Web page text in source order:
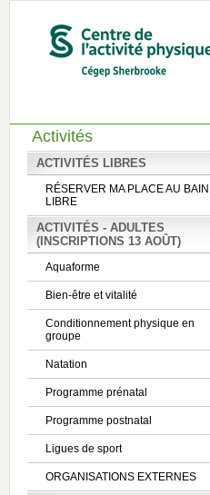
Activités
ACTIVITÉS LIBRES
RÉSERVER MA PLACE AU BAIN
LIBRE
ACTIVITÉS - ADULTES
(INSCRIPTIONS 13 AOÛT)
Aquaforme
Bien-être et vitalité
Conditionnement physique en
groupe
Natation
Programme prénatal
Programme postnatal
Ligues de sport
ORGANISATIONS EXTERNES